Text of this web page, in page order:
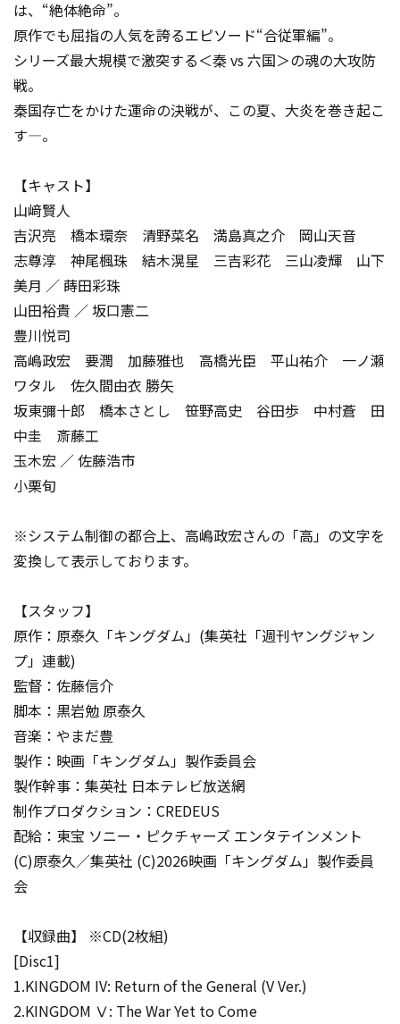
は、“絶体絶命”。
原作でも屈指の人気を誇るエピソード“合従軍編”。
シリーズ最大規模で激突する＜秦 vs 六国＞の魂の大攻防
戦。
秦国存亡をかけた運命の決戦が、この夏、大炎を巻き起こ
す―。
【キャスト】
山﨑賢人
吉沢亮 橋本環奈 清野菜名 満島真之介 岡山天音
志尊淳 神尾楓珠 結木滉星 三吉彩花 三山凌輝 山下
美月 ／ 蒔田彩珠
山田裕貴 ／ 坂口憲二
豊川悦司
高嶋政宏 要潤 加藤雅也 高橋光臣 平山祐介 一ノ瀬
ワタル 佐久間由衣 勝矢
坂東彌十郎 橋本さとし 笹野高史 谷田歩 中村蒼 田
中圭 斎藤工
玉木宏 ／ 佐藤浩市
小栗旬
※システム制御の都合上、高嶋政宏さんの「高」の文字を
変換して表示しております。
【スタッフ】
原作：原泰久「キングダム」(集英社「週刊ヤングジャン
プ」連載)
監督：佐藤信介
脚本：黒岩勉 原泰久
音楽：やまだ豊
製作：映画「キングダム」製作委員会
製作幹事：集英社 日本テレビ放送網
制作プロダクション：CREDEUS
配給：東宝 ソニー・ピクチャーズ エンタテインメント
(C)原泰久／集英社 (C)2026映画「キングダム」製作委員
会
【収録曲】 ※CD(2枚組)
[Disc1]
1.KINGDOM IV: Return of the General (V Ver.)
2.KINGDOM Ⅴ: The War Yet to Come